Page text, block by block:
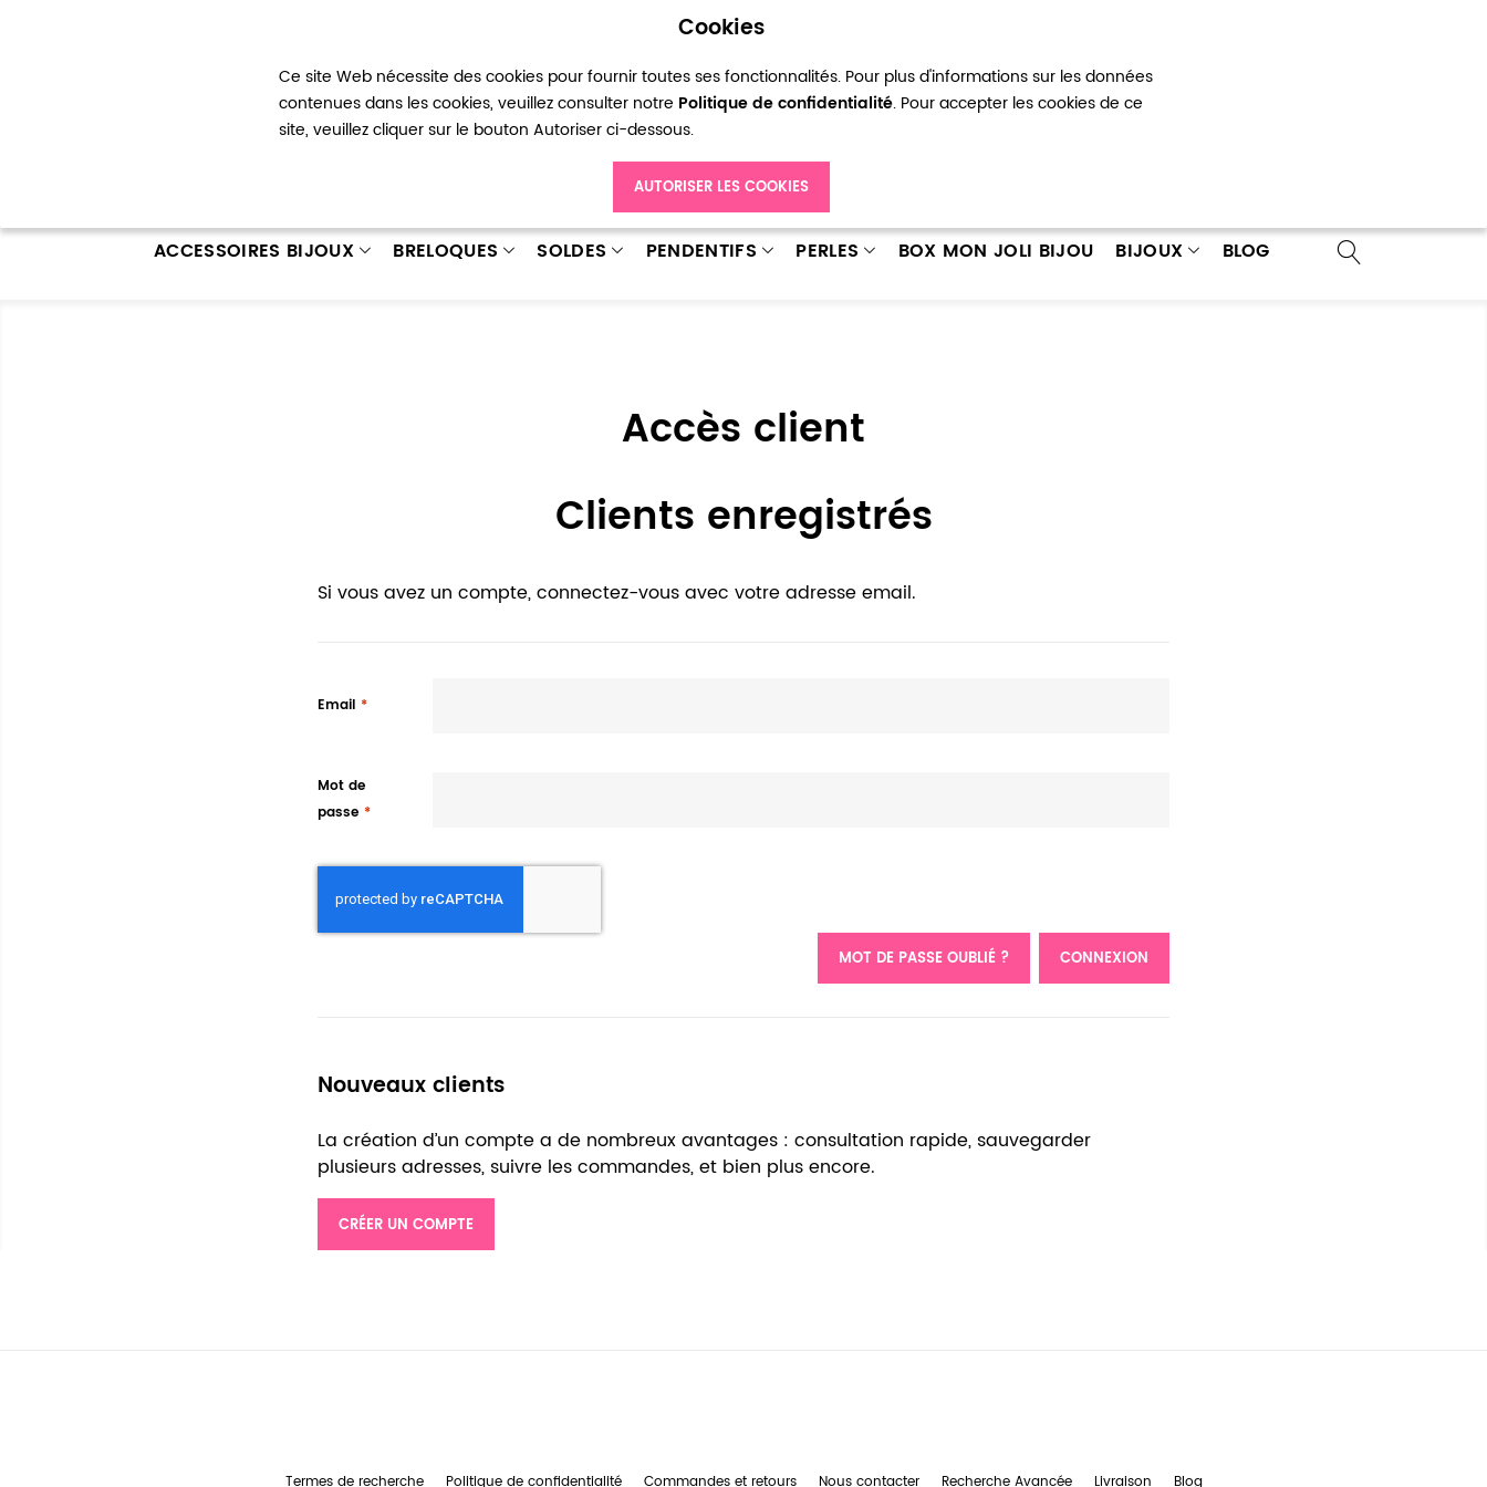
Cookies
Ce site Web nécessite des cookies pour fournir toutes ses fonctionnalités. Pour plus d'informations sur les données
contenues dans les cookies, veuillez consulter notre Politique de confidentialité. Pour accepter les cookies de ce
site, veuillez cliquer sur le bouton Autoriser ci-dessous.
AUTORISER LES COOKIES
Mon compte Ma liste d’envies Connexion Créer un compte
ACCESSOIRES BIJOUX BRELOQUES SOLDES PENDENTIFS PERLES BOX MON JOLI BIJOU BIJOUX BLOG
Accès client
Clients enregistrés
Si vous avez un compte, connectez-vous avec votre adresse email.
Email
Mot de
passe
CONNEXION
MOT DE PASSE OUBLIÉ ?
Nouveaux clients
La création d’un compte a de nombreux avantages : consultation rapide, sauvegarder
plusieurs adresses, suivre les commandes, et bien plus encore.
CRÉER UN COMPTE
Termes de recherche Politique de confidentialité Commandes et retours Nous contacter Recherche Avancée Livraison Blog